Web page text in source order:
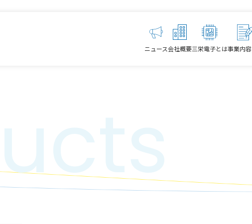
ニュース会社概要三栄電子とは事業内容